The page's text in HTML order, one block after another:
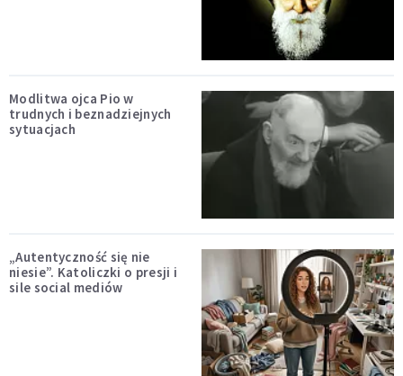
Modlitwa ojca Pio w
trudnych i beznadziejnych
sytuacjach
„Autentyczność się nie
niesie”. Katoliczki o presji i
sile social mediów